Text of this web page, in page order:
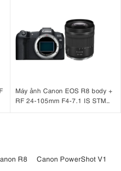
Máy ảnh Canon EOS R8 body +
RF 24-105mm F4-7.1 IS STM
R8
Canon PowerShot V1